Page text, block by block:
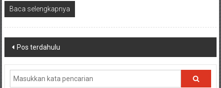
Baca selengkapnya
Navigasi
pos
Pos terdahulu